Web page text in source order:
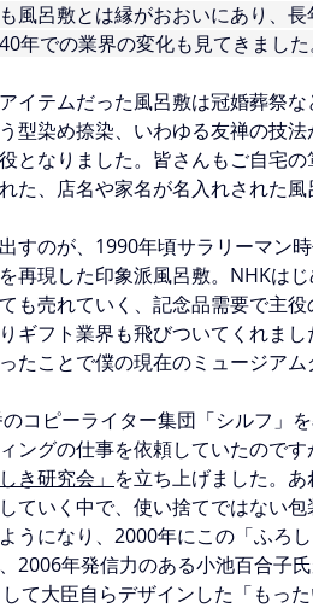
風呂敷とは縁がおおいにあり、
年での業界の変化も見てきました
イテムだった風呂敷は冠婚葬祭
型染め捺染、いわゆる友禅の技
となりました。皆さんもご自宅の
た、店名や家名が名入れされた風
すのが、1990年頃サラリーマン
再現した印象派風呂敷。NHKは
も売れていく、記念品需要で主
ギフト業界も飛びついてくれま
たことで僕の現在のミュージア
コピーライター集団「シルフ」
ングの仕事を依頼していたので
き研究会」 を立ち上げました。あ
ていく中で、使い捨てではない
うになり、2000年にこの「ふろ
2006年発信力のある小池百合子
して大臣自らデザインした「もっ